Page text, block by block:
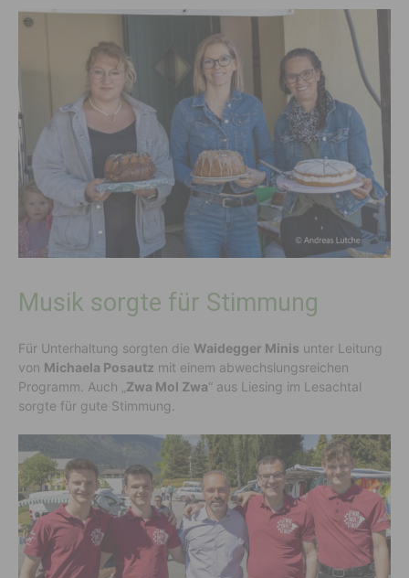
Musik sorgte für Stimmung
Für Unterhaltung sorgten die Waidegger Minis unter Leitung
von Michaela Posautz mit einem abwechslungsreichen
Programm. Auch „ Zwa Mol Zwa“ aus Liesing im Lesachtal
sorgte für gute Stimmung.